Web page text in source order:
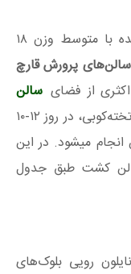
در قالب بلوک‌های بسته‌بندی‌شده با متوسط وزن ۱۸
سالن‌های پرورش قارچ
از فضای سالن‌
، اقداماتی نظیر سر‌برداری یا تخته‌کوبی، در روز ۱۲-۱۰
میشود. در این
کشت طبق جدول
رویی بلوک‌های